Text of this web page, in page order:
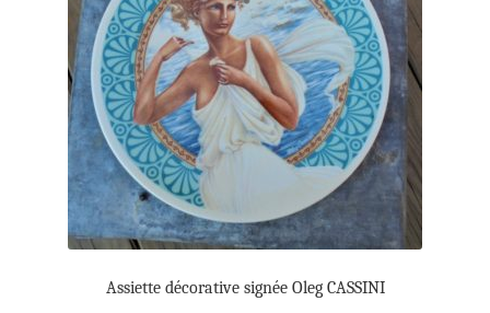
Assiette décorative signée Oleg CASSINI